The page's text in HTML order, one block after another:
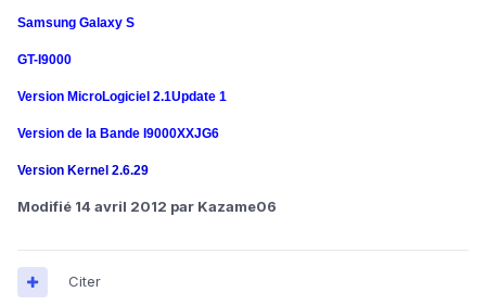
Samsung Galaxy S
GT-I9000
Version MicroLogiciel 2.1Update 1
Version de la Bande I9000XXJG6
Version Kernel 2.6.29
Modifié 14 avril 2012 par Kazame06
Citer